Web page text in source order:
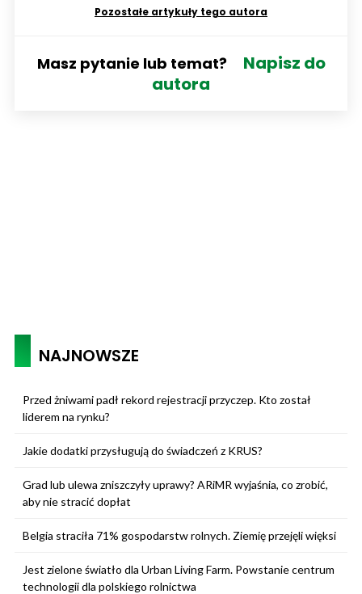
Pozostałe artykuły tego autora
Masz pytanie lub temat?
Napisz do
autora
NAJNOWSZE
Przed żniwami padł rekord rejestracji przyczep. Kto został
liderem na rynku?
Jakie dodatki przysługują do świadczeń z KRUS?
Grad lub ulewa zniszczyły uprawy? ARiMR wyjaśnia, co zrobić,
aby nie stracić dopłat
Belgia straciła 71% gospodarstw rolnych. Ziemię przejęli więksi
Jest zielone światło dla Urban Living Farm. Powstanie centrum
technologii dla polskiego rolnictwa